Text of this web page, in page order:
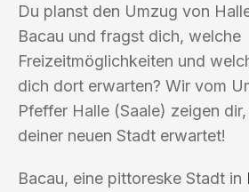
Du planst den Umzug von
Bacau und fragst dich, welche
Freizeitmöglichkeiten und
dich dort erwarten? Wir vom
Pfeffer Halle (Saale) zeigen
deiner neuen Stadt erwartet!
Bacau, eine pittoreske Stadt in